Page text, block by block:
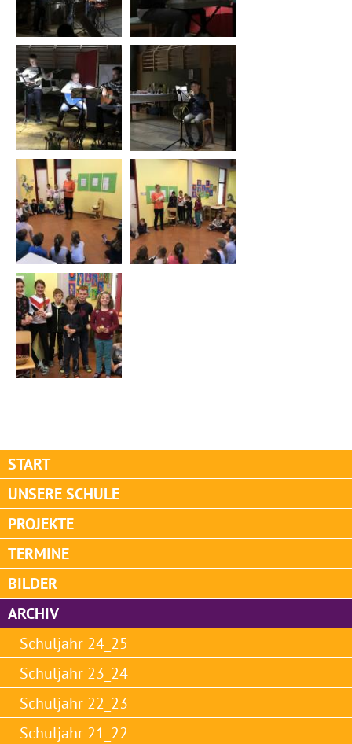
START
UNSERE SCHULE
PROJEKTE
TERMINE
BILDER
ARCHIV
Schuljahr 24_25
Schuljahr 23_24
Schuljahr 22_23
Schuljahr 21_22